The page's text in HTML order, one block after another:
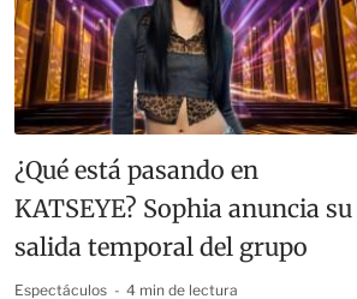
¿Qué está pasando en
KATSEYE? Sophia anuncia su
salida temporal del grupo
Espectáculos 4 min de lectura